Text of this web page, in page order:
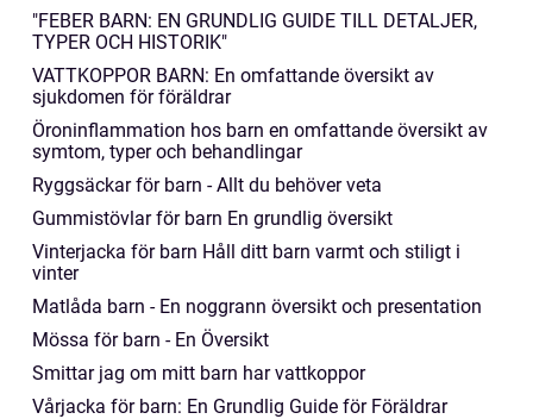
"FEBER BARN: EN GRUNDLIG GUIDE TILL DETALJER,
TYPER OCH HISTORIK"
VATTKOPPOR BARN: En omfattande översikt av
sjukdomen för föräldrar
Öroninflammation hos barn en omfattande översikt av
symtom, typer och behandlingar
Ryggsäckar för barn - Allt du behöver veta
Gummistövlar för barn En grundlig översikt
Vinterjacka för barn Håll ditt barn varmt och stiligt i
vinter
Matlåda barn - En noggrann översikt och presentation
Mössa för barn - En Översikt
Smittar jag om mitt barn har vattkoppor
Vårjacka för barn: En Grundlig Guide för Föräldrar